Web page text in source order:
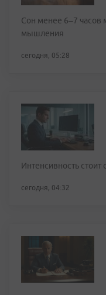
Сон менее 6–7 часов
мышления
сегодня, 05:28
Интенсивность стоит
сегодня, 04:32